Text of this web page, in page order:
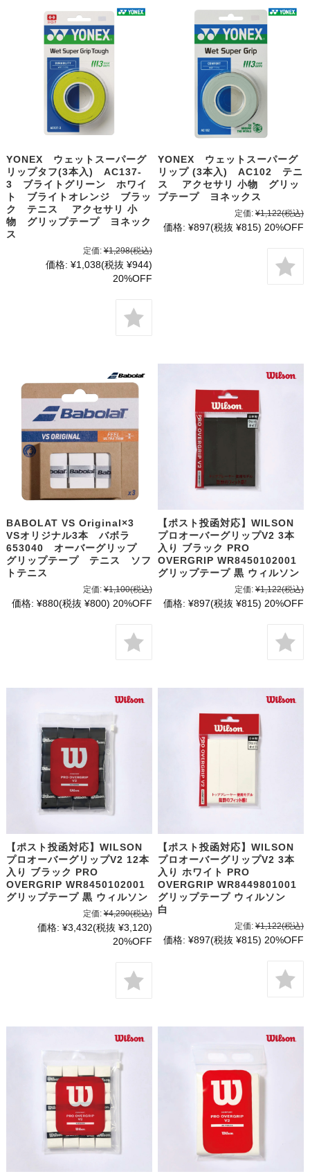
YONEX ウェットスーパーグ
リップタフ(3本入) AC137-
3 ブライトグリーン ホワイ
ト ブライトオレンジ ブラッ
ク テニス アクセサリ 小
物 グリップテープ ヨネック
ス
定価: ¥1,298(税込)
価格: ¥1,038(税抜 ¥944)
20%OFF
YONEX ウェットスーパーグ
リップ (3本入) AC102 テニ
ス アクセサリ 小物 グリッ
プテープ ヨネックス
定価: ¥1,122(税込)
価格: ¥897(税抜 ¥815) 20%OFF
BABOLAT VS Original×3
VSオリジナル3本 バボラ
653040 オーバーグリップ
グリップテープ テニス ソフ
トテニス
定価: ¥1,100(税込)
価格: ¥880(税抜 ¥800) 20%OFF
【ポスト投函対応】WILSON
プロオーバーグリップV2 3本
入り ブラック PRO
OVERGRIP WR8450102001
グリップテープ 黒 ウィルソン
定価: ¥1,122(税込)
価格: ¥897(税抜 ¥815) 20%OFF
【ポスト投函対応】WILSON
プロオーバーグリップV2 12本
入り ブラック PRO
OVERGRIP WR8450102001
グリップテープ 黒 ウィルソン
定価: ¥4,290(税込)
価格: ¥3,432(税抜 ¥3,120)
20%OFF
【ポスト投函対応】WILSON
プロオーバーグリップV2 3本
入り ホワイト PRO
OVERGRIP WR8449801001
グリップテープ ウィルソン
白
定価: ¥1,122(税込)
価格: ¥897(税抜 ¥815) 20%OFF